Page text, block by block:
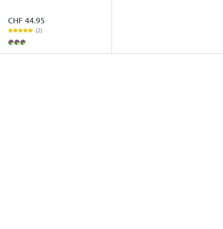
CHF 44.95
(2)